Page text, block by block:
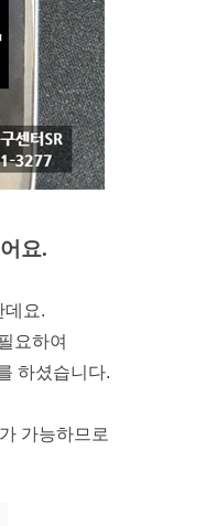
요.
데요.
요하여
하셨습니다.
가능하므로